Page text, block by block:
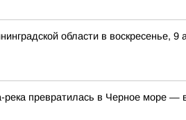
области в воскресенье,
река превратилась в Черное море —